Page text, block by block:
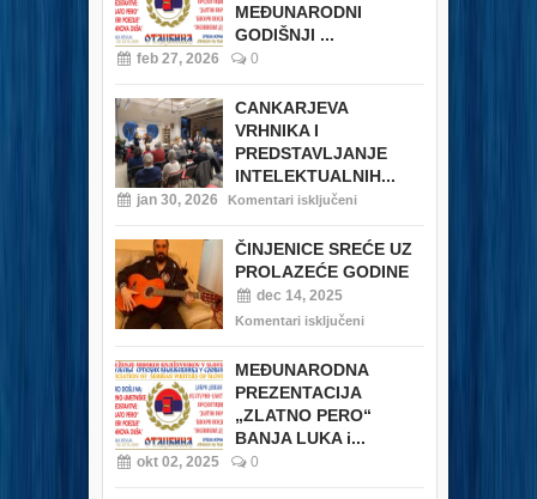
MEĐUNARODNI
GODIŠNJI ...
feb 27, 2026 0
CANKARJEVA
VRHNIKA I
PREDSTAVLJANJE
INTELEKTUALNIH...
jan 30, 2026 Komentari isključeni
ČINJENICE SREĆE UZ
PROLAZEĆE GODINE
dec 14, 2025
Komentari isključeni
MEĐUNARODNA
PREZENTACIJA
„ZLATNO PERO“
BANJA LUKA i...
okt 02, 2025 0